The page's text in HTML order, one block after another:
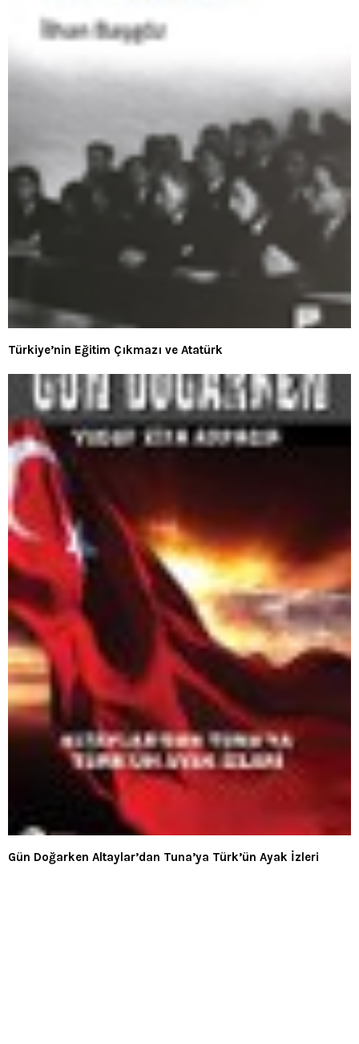
Türkiye’nin Eğitim Çıkmazı ve Atatürk
Gün Doğarken Altaylar’dan Tuna’ya Türk’ün Ayak İzleri